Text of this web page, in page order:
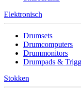
Elektronisch
Drumsets
Drumcomputers
Drummonitors
Drumpads &
Stokken